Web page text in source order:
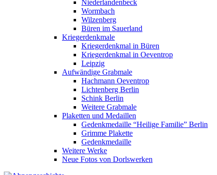
Niederlandenbeck
Wormbach
Wilzenberg
Büren im Sauerland
Kriegerdenkmale
Kriegerdenkmal in Büren
Kriegerdenkmal in Oeventrop
Leipzig
Aufwändige Grabmale
Hachmann Oeventrop
Lichtenberg Berlin
Schink Berlin
Weitere Grabmale
Plaketten und Medaillen
Gedenkmedaille “Heilige Familie” Berlin
Grimme Plakette
Gedenkmedaille
Weitere Werke
Neue Fotos von Dorlswerken